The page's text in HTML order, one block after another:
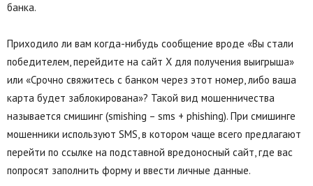
банка.
Приходило ли вам когда-нибудь сообщение вроде «Вы стали
победителем, перейдите на сайт X для получения выигрыша»
или «Срочно свяжитесь с банком через этот номер, либо ваша
карта будет заблокирована»? Такой вид мошенничества
называется смишинг (smishing – sms + phishing). При смишинге
мошенники используют SMS, в котором чаще всего предлагают
перейти по ссылке на подставной вредоносный сайт, где вас
попросят заполнить форму и ввести личные данные.